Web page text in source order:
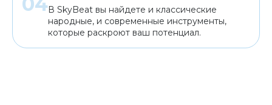
В SkyBeat вы найдете и классические
народные, и современные инструменты,
которые раскроют ваш потенциал.